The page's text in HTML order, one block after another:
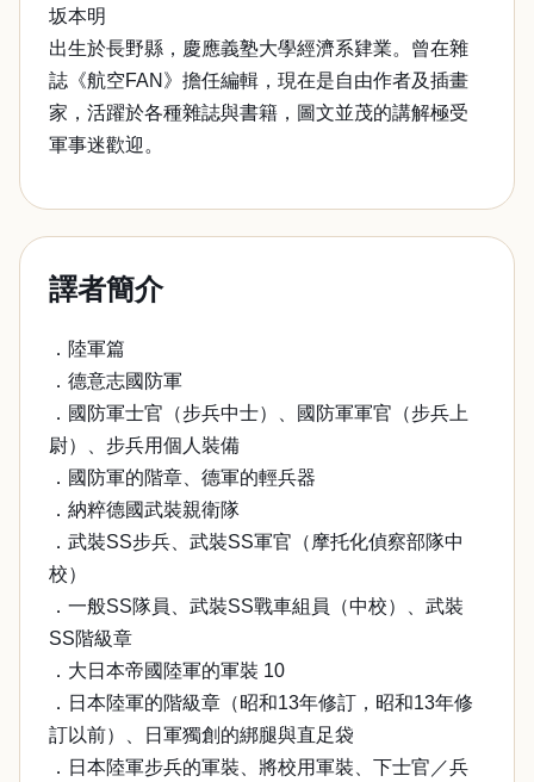
坂本明
出生於長野縣，慶應義塾大學經濟系肄業。曾在雜
誌《航空FAN》擔任編輯，現在是自由作者及插畫
家，活躍於各種雜誌與書籍，圖文並茂的講解極受
軍事迷歡迎。
譯者簡介
．陸軍篇
．德意志國防軍
．國防軍士官（步兵中士）、國防軍軍官（步兵上
尉）、步兵用個人裝備
．國防軍的階章、德軍的輕兵器
．納粹德國武裝親衛隊
．武裝SS步兵、武裝SS軍官（摩托化偵察部隊中
校）
．一般SS隊員、武裝SS戰車組員（中校）、武裝
SS階級章
．大日本帝國陸軍的軍裝 10
．日本陸軍的階級章（昭和13年修訂，昭和13年修
訂以前）、日軍獨創的綁腿與直足袋
．日本陸軍步兵的軍裝、將校用軍裝、下士官／兵